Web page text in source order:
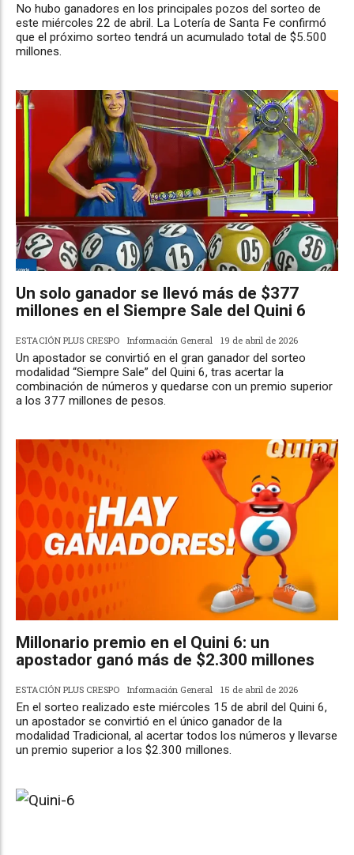
No hubo ganadores en los principales pozos del sorteo de
este miércoles 22 de abril. La Lotería de Santa Fe confirmó
que el próximo sorteo tendrá un acumulado total de $5.500
millones.
Un solo ganador se llevó más de $377
millones en el Siempre Sale del Quini 6
ESTACIÓN PLUS CRESPO Información General 19 de abril de 2026
Un apostador se convirtió en el gran ganador del sorteo
modalidad “Siempre Sale” del Quini 6, tras acertar la
combinación de números y quedarse con un premio superior
a los 377 millones de pesos.
Millonario premio en el Quini 6: un
apostador ganó más de $2.300 millones
ESTACIÓN PLUS CRESPO Información General 15 de abril de 2026
En el sorteo realizado este miércoles 15 de abril del Quini 6,
un apostador se convirtió en el único ganador de la
modalidad Tradicional, al acertar todos los números y llevarse
un premio superior a los $2.300 millones.